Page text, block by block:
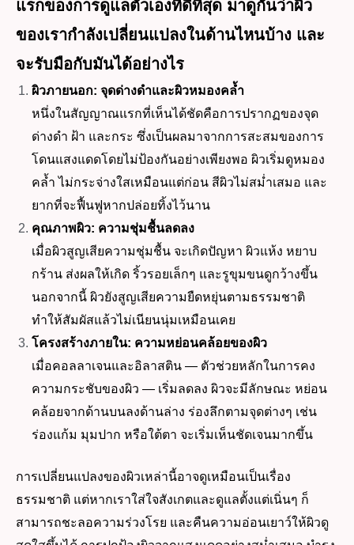
แรกของการดูแลตัวเองที่ดีที่สุด มาดูกันว่าผิว
ของเรากำลังเปลี่ยนแปลงในด้านไหนบ้าง และ
จะรับมือกับมันได้อย่างไร
ผิวภายนอก: จุดด่างดำและผิวหมองคล้ำ
หนึ่งในสัญญาณแรกที่เห็นได้ชัดคือการปรากฏของจุด
ด่างดำ ฝ้า และกระ ซึ่งเป็นผลมาจากการสะสมของการ
โดนแสงแดดโดยไม่ป้องกันอย่างเพียงพอ ผิวเริ่มดูหมอง
คล้ำ ไม่กระจ่างใสเหมือนแต่ก่อน สีผิวไม่สม่ำเสมอ และ
ยากที่จะฟื้นฟูหากปล่อยทิ้งไว้นาน
คุณภาพผิว: ความชุ่มชื้นลดลง
เมื่อผิวสูญเสียความชุ่มชื้น จะเกิดปัญหา ผิวแห้ง หยาบ
กร้าน ส่งผลให้เกิด ริ้วรอยเล็กๆ และรูขุมขนดูกว้างขึ้น
นอกจากนี้ ผิวยังสูญเสียความยืดหยุ่นตามธรรมชาติ
ทำให้สัมผัสแล้วไม่เนียนนุ่มเหมือนเคย
โครงสร้างภายใน: ความหย่อนคล้อยของผิว
เมื่อคอลลาเจนและอิลาสติน — ตัวช่วยหลักในการคง
ความกระชับของผิว — เริ่มลดลง ผิวจะมีลักษณะ หย่อน
คล้อยจากด้านบนลงด้านล่าง ร่องลึกตามจุดต่างๆ เช่น
ร่องแก้ม มุมปาก หรือใต้ตา จะเริ่มเห็นชัดเจนมากขึ้น
การเปลี่ยนแปลงของผิวเหล่านี้อาจดูเหมือนเป็นเรื่อง
ธรรมชาติ แต่หากเราใส่ใจสังเกตและดูแลตั้งแต่เนิ่นๆ ก็
สามารถชะลอความร่วงโรย และคืนความอ่อนเยาว์ให้ผิวดู